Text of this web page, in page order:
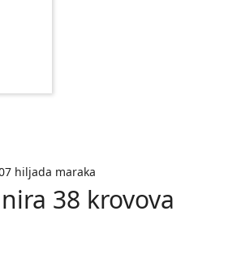
hiljada maraka
38 krovova